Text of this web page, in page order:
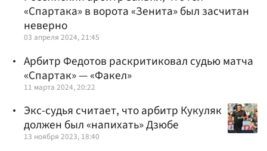
«Спартака» в ворота «Зенита» был засчитан
неверно
03 апреля 2024, 21:45
Арбитр Федотов раскритиковал судью матча
«Спартак» — «Факел»
11 марта 2024, 20:22
Экс-судья считает, что арбитр Кукуляк
должен был «напихать» Дзюбе
13 ноября 2023, 18:40